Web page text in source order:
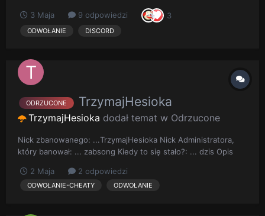
poprosic o druga szanse administracje tego superowego
serwerka i pogadac sobie z ludzikam ( w szczegolnosci z
3 Maja 9 odpowiedzi 3
ODWOŁANIE DISCORD
ODRZUCONE TrzymajHesioka
TrzymajHesioka dodał temat w Odrzucone
Nick zbanowanego: ...TrzymajHesioka Nick Administratora,
który banował: ... zabsong Kiedy to się stało?: ... dzis Opis
2 Maja
2 odpowiedzi
ODWOŁANIE-CHEATY ODWOŁANIE